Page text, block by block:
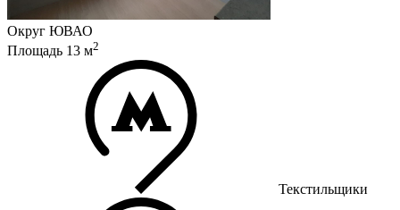
Округ ЮВАО
Площадь 13 м2
Текстильщики